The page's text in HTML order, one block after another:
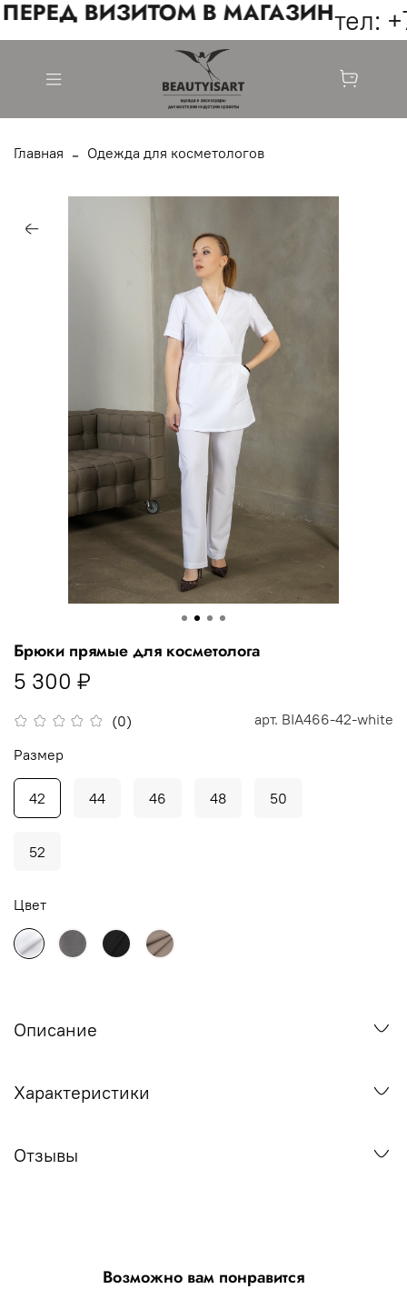
ВИЗИТОМ В МАГАЗИНтел:
Главная Одежда для косметологов
(0) арт. BIA466-42-white
Брюки прямые для косметолога
5 300 ₽
Размер
42 44 46 48 50
52
Цвет
Описание
Характеристики
Отзывы
Возможно вам понравится